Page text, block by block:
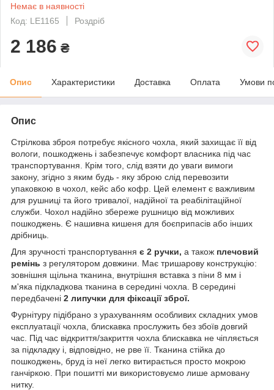
Немає в наявності
Код: LE1165
Роздріб
2 186 ₴
Опис Характеристики Доставка Оплата Умови
Опис
Стрілкова зброя потребує якісного чохла, який захищає її від
вологи, пошкоджень і забезпечує комфорт власника під час
транспортування. Крім того, слід взяти до уваги вимоги
закону, згідно з яким будь - яку зброю слід перевозити
упаковкою в чохол, кейс або кофр. Цей елемент є важливим
для рушниці та його тривалої, надійної та реабілітаційної
служби. Чохол надійно збереже рушницю від можливих
пошкоджень. Є нашивна кишеня для боєприпасів або інших
дрібниць.
Для зручності транспортування є 2 ручки, а також плечовий
ремінь з регулятором довжини. Має тришарову конструкцію:
зовнішня щільна тканина, внутрішня вставка з піни 8 мм і
м'яка підкладкова тканина в середині чохла. В середині
передбачені 2 липучки для фіксації зброї.
Фурнітуру підібрано з урахуванням особливих складних умов
експлуатації чохла, блискавка прослужить без збоїв довгий
час. Під час відкриття/закриття чохла блискавка не чіпляється
за підкладку і, відповідно, не рве її. Тканина стійка до
пошкоджень, бруд із неї легко витирається просто мокрою
ганчіркою. При пошитті ми використовуємо лише армовану
нитку.